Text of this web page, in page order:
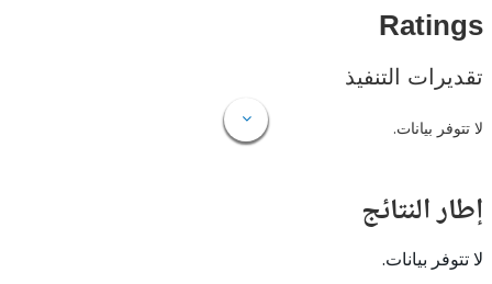
التنفيذ
بيانات.
بيانات.